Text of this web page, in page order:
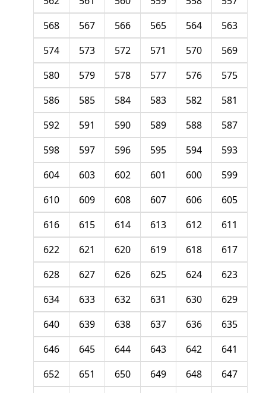
563
564
565
566
567
568
569
570
571
572
573
574
575
576
577
578
579
580
581
582
583
584
585
586
587
588
589
590
591
592
593
594
595
596
597
598
599
600
601
602
603
604
605
606
607
608
609
610
611
612
613
614
615
616
617
618
619
620
621
622
623
624
625
626
627
628
629
630
631
632
633
634
635
636
637
638
639
640
641
642
643
644
645
646
647
648
649
650
651
652